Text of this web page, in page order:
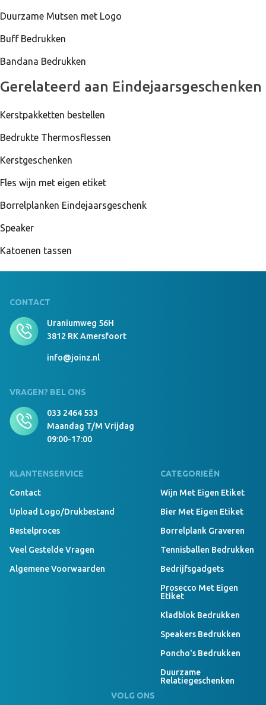
Duurzame Mutsen met Logo
Buff Bedrukken
Bandana Bedrukken
Gerelateerd aan Eindejaarsgeschenken
Kerstpakketten bestellen
Bedrukte Thermosflessen
Kerstgeschenken
Fles wijn met eigen etiket
Borrelplanken Eindejaarsgeschenk
Speaker
Katoenen tassen
CONTACT
Uraniumweg 56H
3812 RK Amersfoort
info@joinz.nl
VRAGEN? BEL ONS
033 2464 533
Maandag T/m Vrijdag
09:00-17:00
KLANTENSERVICE
Contact
Upload Logo/drukbestand
Bestelproces
Veel Gestelde Vragen
Algemene Voorwaarden
CATEGORIEËN
Wijn Met Eigen Etiket
Bier Met Eigen Etiket
Borrelplank Graveren
Tennisballen Bedrukken
Bedrijfsgadgets
Prosecco Met Eigen
Etiket
Kladblok Bedrukken
Speakers Bedrukken
Poncho's Bedrukken
Duurzame
Relatiegeschenken
VOLG ONS